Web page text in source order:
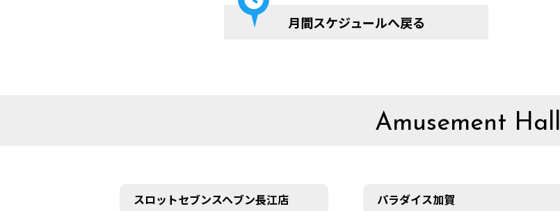
月間スケジュールへ戻る
Amusement Hall
スロットセブンスヘブン長江店 パラダイス加賀